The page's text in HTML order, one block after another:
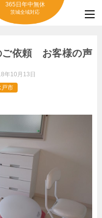
365日年中無休
茨城全域対応
ご依頼 お客様の声
年10月13日
戸市